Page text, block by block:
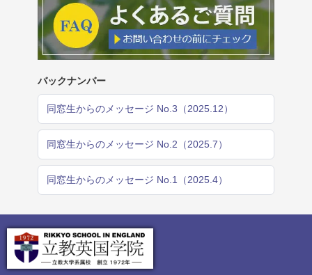
バックナンバー
同窓生からのメッセージ No.3（2025.12）
同窓生からのメッセージ No.2（2025.7）
同窓生からのメッセージ No.1（2025.4）